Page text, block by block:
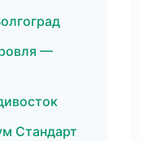
—
Стандарт